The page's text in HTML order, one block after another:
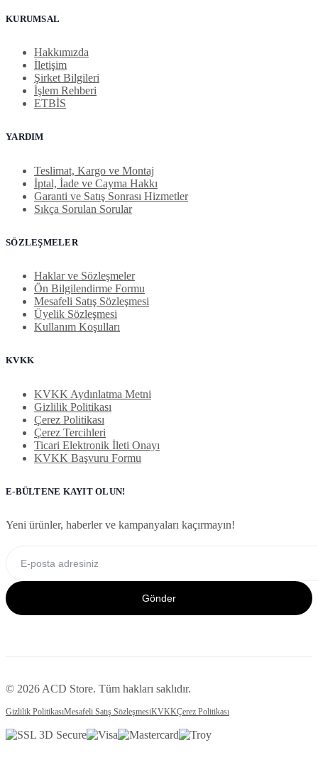
KURUMSAL
Hakkımızda
İletişim
Şirket Bilgileri
İşlem Rehberi
ETBİS
YARDIM
Teslimat, Kargo ve Montaj
İptal, İade ve Cayma Hakkı
Garanti ve Satış Sonrası Hizmetler
Sıkça Sorulan Sorular
SÖZLEŞMELER
Haklar ve Sözleşmeler
Ön Bilgilendirme Formu
Mesafeli Satış Sözleşmesi
Üyelik Sözleşmesi
Kullanım Koşulları
KVKK
KVKK Aydınlatma Metni
Gizlilik Politikası
Çerez Politikası
Çerez Tercihleri
Ticari Elektronik İleti Onayı
KVKK Başvuru Formu
E-BÜLTENE KAYIT OLUN!
Yeni ürünler, haberler ve kampanyaları kaçırmayın!
Gönder
© 2026 ACD Store. Tüm hakları saklıdır.
Gizlilik PolitikasıMesafeli Satış SözleşmesiKVKKÇerez Politikası